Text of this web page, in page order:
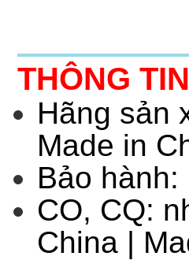
THÔNG
Hãng sản
Made in
Bảo hành:
CO, CQ:
China |